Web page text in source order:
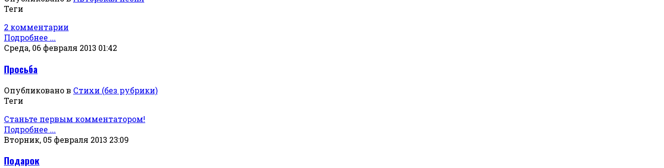
Теги
2 комментарии
Подробнее ...
Среда, 06 февраля 2013 01:42
Просьба
Опубликовано в Стихи (без рубрики)
Теги
Станьте первым комментатором!
Подробнее ...
Вторник, 05 февраля 2013 23:09
Подарок